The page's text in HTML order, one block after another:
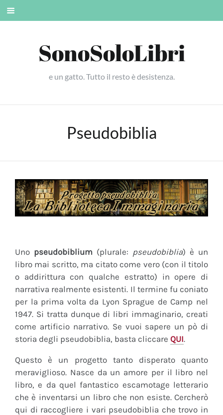
Skip
SonoSoloLibri
e un gatto. Tutto il resto è desistenza.
Pseudobiblia
Uno pseudobiblium (plurale: pseudobiblia) è un
libro mai scritto, ma citato come vero (con il titolo
o addirittura con qualche estratto) in opere di
narrativa realmente esistenti. Il termine fu coniato
per la prima volta da Lyon Sprague de Camp nel
1947. Si tratta dunque di libri immaginario, creati
come artificio narrativo. Se vuoi sapere un pò di
storia degli pseudobiblia, basta cliccare QUI.
Questo è un progetto tanto disperato quanto
meraviglioso. Nasce da un amore per il libro nel
libro, e da quel fantastico escamotage letterario
che è inventarsi un libro che non esiste. Cercherò
qui di raccogliere i vari pseudobiblia che trovo in